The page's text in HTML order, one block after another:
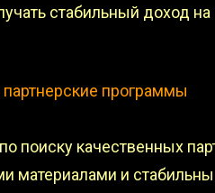
стабильный доход на
партнерские программы
поиску качественных
материалами и